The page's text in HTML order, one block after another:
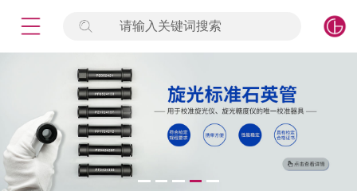
请输入关键词搜索
签到
标准物质
产品专项